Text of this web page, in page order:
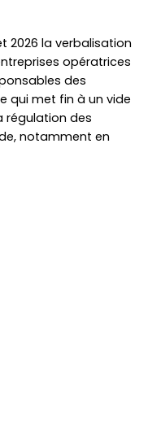
2026 la verbalisation
opératrices
des
qui met fin à un vide
régulation des
notamment en